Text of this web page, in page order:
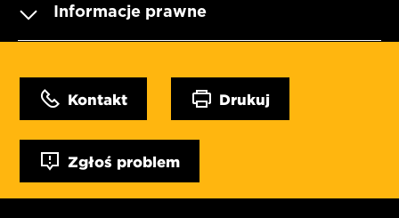
Informacje prawne
Kontakt Drukuj
Zgłoś problem